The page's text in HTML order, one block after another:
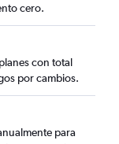
cero.
con total
por cambios.
para